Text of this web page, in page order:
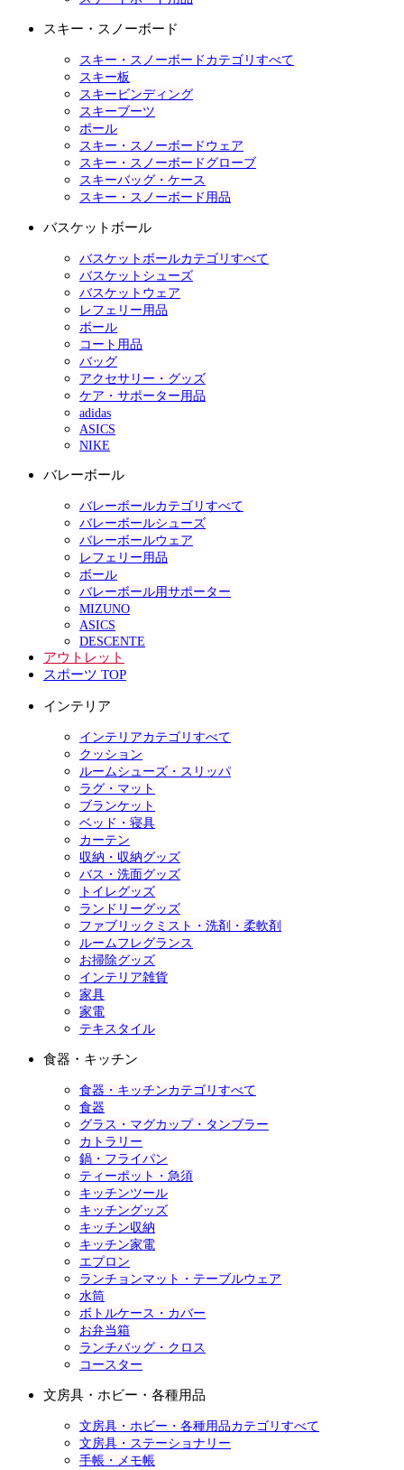
スキー・スノーボード
スキー・スノーボードカテゴリすべて
スキー板
スキービンディング
スキーブーツ
ポール
スキー・スノーボードウェア
スキー・スノーボードグローブ
スキーバッグ・ケース
スキー・スノーボード用品
バスケットボール
バスケットボールカテゴリすべて
バスケットシューズ
バスケットウェア
レフェリー用品
ボール
コート用品
バッグ
アクセサリー・グッズ
ケア・サポーター用品
adidas
ASICS
NIKE
バレーボール
バレーボールカテゴリすべて
バレーボールシューズ
バレーボールウェア
レフェリー用品
ボール
バレーボール用サポーター
MIZUNO
ASICS
DESCENTE
アウトレット
スポーツ TOP
インテリア
インテリアカテゴリすべて
クッション
ルームシューズ・スリッパ
ラグ・マット
ブランケット
ベッド・寝具
カーテン
収納・収納グッズ
バス・洗面グッズ
トイレグッズ
ランドリーグッズ
ファブリックミスト・洗剤・柔軟剤
ルームフレグランス
お掃除グッズ
インテリア雑貨
家具
家電
テキスタイル
食器・キッチン
食器・キッチンカテゴリすべて
食器
グラス・マグカップ・タンブラー
カトラリー
鍋・フライパン
ティーポット・急須
キッチンツール
キッチングッズ
キッチン収納
キッチン家電
エプロン
ランチョンマット・テーブルウェア
水筒
ボトルケース・カバー
お弁当箱
ランチバッグ・クロス
コースター
文房具・ホビー・各種用品
文房具・ホビー・各種用品カテゴリすべて
文房具・ステーショナリー
手帳・メモ帳